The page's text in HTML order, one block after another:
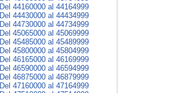
Del 44160000 al 44164999
Del 44430000 al 44434999
Del 44730000 al 44734999
Del 45065000 al 45069999
Del 45485000 al 45489999
Del 45800000 al 45804999
Del 46165000 al 46169999
Del 46590000 al 46594999
Del 46875000 al 46879999
Del 47160000 al 47164999